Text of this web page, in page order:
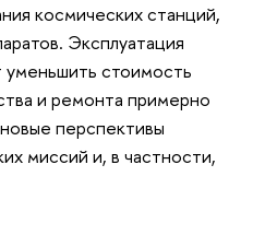
космических станций,
Эксплуатация
стоимость
и ремонта примерно
перспективы
миссий и, в частности,